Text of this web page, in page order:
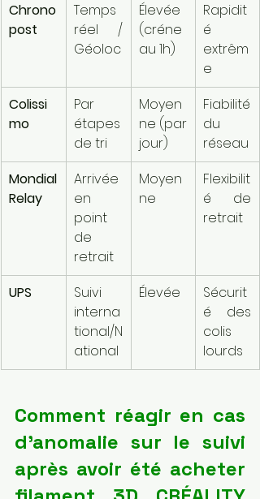
Chrono
post
Temps
réel /
Géoloc
Élevée
(créne
au 1h)
Rapidit
é
extrêm
e
Colissi
mo
Par
étapes
de tri
Moyen
ne (par
jour)
Fiabilité
du
réseau
Mondial
Relay
Arrivée
en
point
de
retrait
Moyen
ne
Flexibilit
é de
retrait
UPS
Suivi
interna
tional/N
ational
Élevée
Sécurit
é des
colis
lourds
Comment réagir en cas
d'anomalie sur le suivi
après avoir été acheter